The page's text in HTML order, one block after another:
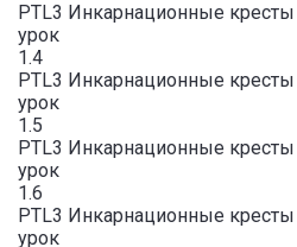
PTL3 Инкарнационные
урок
1.4
PTL3 Инкарнационные
урок
1.5
PTL3 Инкарнационные
урок
1.6
PTL3 Инкарнационные
урок